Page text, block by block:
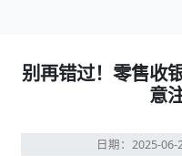
别再错过！零售收
意
日期：2025-